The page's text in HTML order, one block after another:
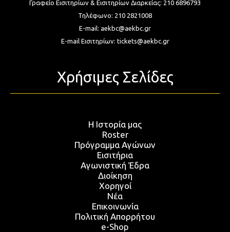
Γραφείο Εισιτηρίων & Εισιτηρίων Διαρκείας: 210 6896793
Τηλέφωνο: 210 2821008
E-mail: aekbc@aekbc.gr
E-mail Εισιτηρίων: tickets@aekbc.gr
Χρήσιμες Σελίδες
Η Ιστορία μας
Roster
Πρόγραμμα Αγώνων
Εισιτήρια
Αγωνιστική Έδρα
Διοίκηση
Χορηγοί
Νέα
Επικοινωνία
Πολιτική Απορρήτου
e-Shop